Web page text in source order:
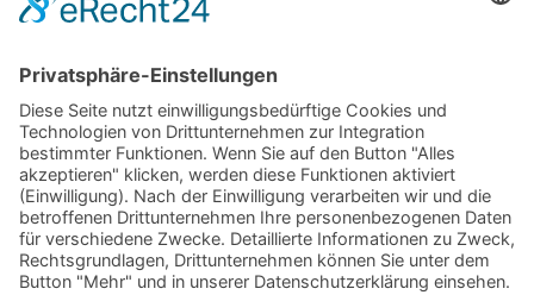
Navigation
Vermieter werden Eigentümerlogin
Folgen Sie uns auf